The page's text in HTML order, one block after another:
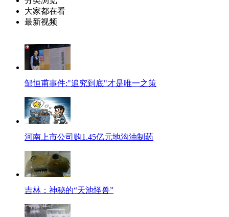
大家都在看
最新视频
邹恒甫事件:"追究到底"才是唯一之策
河南上市公司购1.45亿元地沟油制药
吉林：神秘的“天池怪兽”